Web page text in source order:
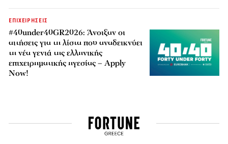
ΕΠΙΧΕΙΡΗΣΕΙΣ
#40under40GR2026: Άνοιξαν οι
αιτήσεις για τη λίστα που αναδεικνύει
τη νέα γενιά της ελληνικής
επιχειρηματικής ηγεσίας – Apply
Now!